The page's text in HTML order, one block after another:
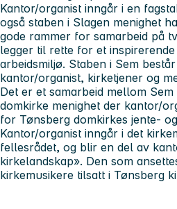
Kantor/organist inngår i en
også staben i Slagen menighet
gode rammer for samarbeid på
legger til rette for et
arbeidsmiljø. Staben i Sem
kantor/organist, kirketjener og
Det er et samarbeid mellom
domkirke menighet der kantor/
for Tønsberg domkirkes jente-
Kantor/organist inngår i det
fellesrådet, og blir en del av
kirkelandskap». Den som
kirkemusikere tilsatt i Tønsberg